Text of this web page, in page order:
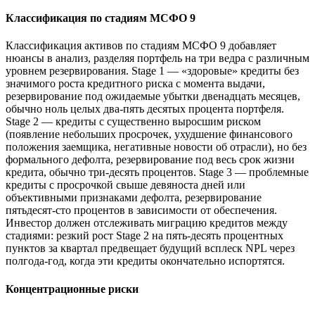
Классификация по стадиям МСФО 9
Классификация активов по стадиям МСФО 9 добавляет
нюансы в анализ, разделяя портфель на три ведра с различным
уровнем резервирования. Stage 1 — «здоровые» кредиты без
значимого роста кредитного риска с момента выдачи,
резервирование под ожидаемые убытки двенадцать месяцев,
обычно ноль целых два-пять десятых процента портфеля.
Stage 2 — кредиты с существенно выросшим риском
(появление небольших просрочек, ухудшение финансового
положения заемщика, негативные новости об отрасли), но без
формального дефолта, резервирование под весь срок жизни
кредита, обычно три-десять процентов. Stage 3 — проблемные
кредиты с просрочкой свыше девяноста дней или
объективными признаками дефолта, резервирование
пятьдесят-сто процентов в зависимости от обеспечения.
Инвестор должен отслеживать миграцию кредитов между
стадиями: резкий рост Stage 2 на пять-десять процентных
пунктов за квартал предвещает будущий всплеск NPL через
полгода-год, когда эти кредиты окончательно испортятся.
Концентрационные риски